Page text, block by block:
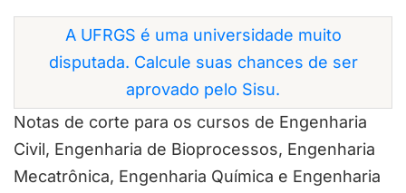
A UFRGS é uma universidade muito
disputada. Calcule suas chances de ser
aprovado pelo Sisu.
Notas de corte para os cursos de Engenharia
Civil, Engenharia de Bioprocessos, Engenharia
Mecatrônica, Engenharia Química e Engenharia